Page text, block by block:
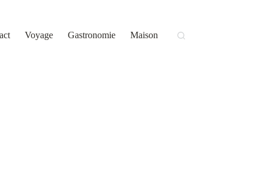
Voyage Gastronomie Maison